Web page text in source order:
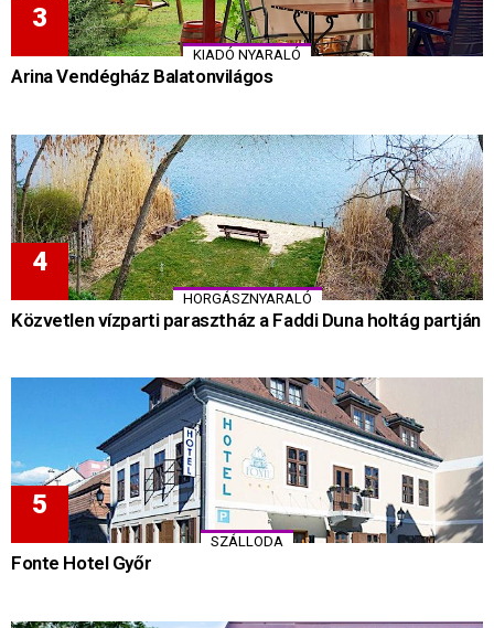
KIADÓ NYARALÓ
Arina Vendégház Balatonvilágos
HORGÁSZNYARALÓ
Közvetlen vízparti parasztház a Faddi Duna holtág partján
SZÁLLODA
Fonte Hotel Győr